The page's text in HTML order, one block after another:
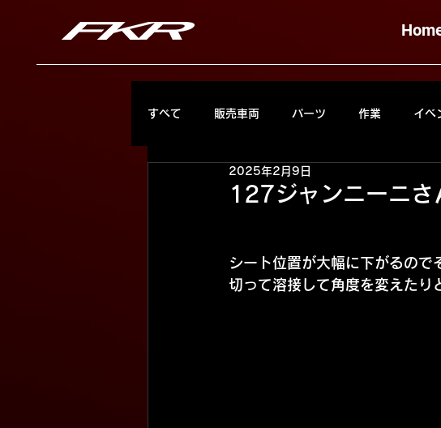
すべて 販売車両 パーツ 作業 イベ
127ジャンニーニさ
2025年2月9日
シート位置が大幅に下がるので
切って溶接して角度を変えたり